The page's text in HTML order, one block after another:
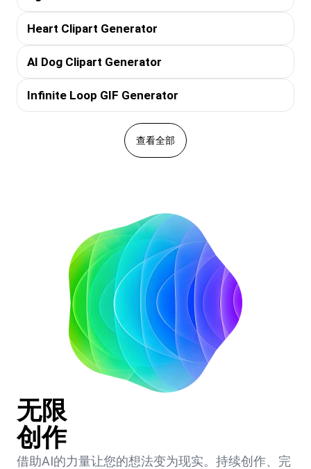
Heart Clipart Generator
AI Dog Clipart Generator
Infinite Loop GIF Generator
查看全部
无限
创作
借助AI的力量让您的想法变为现实。持续创作、完